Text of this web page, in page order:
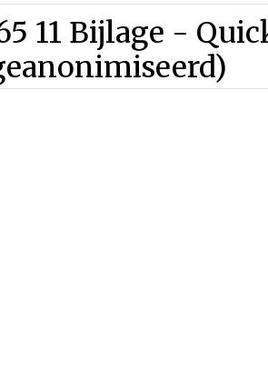
11 Bijlage -